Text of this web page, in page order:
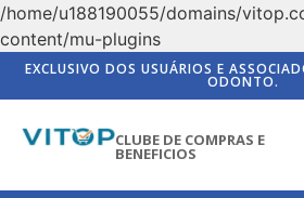
/home/u188190055/domains/
content/mu-plugins
EXCLUSIVO DOS USUÁRIOS E
ODONTO.
CLUBE DE COMPRAS E
BENEFICIOS